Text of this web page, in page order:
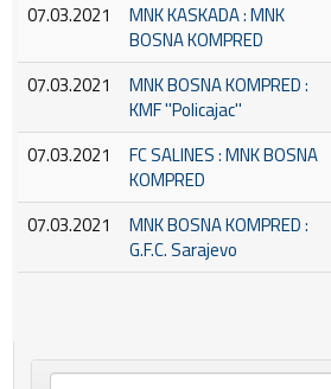
07.03.2021
MNK KASKADA : MNK
BOSNA KOMPRED
07.03.2021
MNK BOSNA KOMPRED :
KMF ''Policajac''
07.03.2021
FC SALINES : MNK BOSNA
KOMPRED
07.03.2021
MNK BOSNA KOMPRED :
G.F.C. Sarajevo